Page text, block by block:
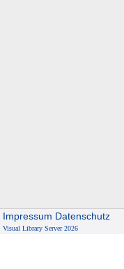
Impressum Datenschutz
Visual Library Server 2026